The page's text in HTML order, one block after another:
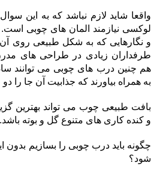
واقعا شاید لازم نباشد که به این
لوکسی نیازمند المان های چوبی
و نگارهایی که به شکل طبیعی روی
طرفداران زیادی در طراحی های
هم چنین درب های چوبی می توانند
به همراه بیاورند که جذابیت آن جا را
بافت طبیعی چوب می تواند بهترین
و کنده کاری های متنوع گل و بوته باشد.
چگونه باید درب چوبی را بسازیم
شود؟